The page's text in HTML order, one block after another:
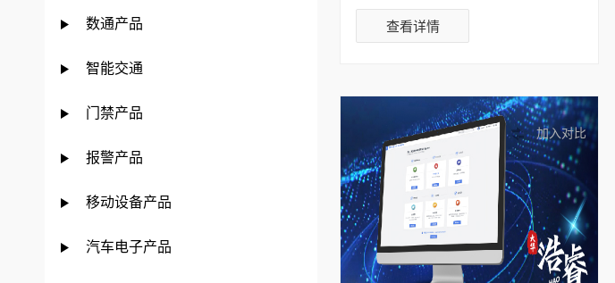
数通产品
智能交通
门禁产品
报警产品
移动设备产品
汽车电子产品
查看详情
加入对比